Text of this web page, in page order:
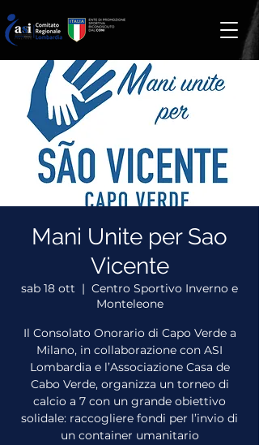
Mani Unite per Sao
Vicente
sab 18 ott
  |
Centro Sportivo Inverno e
Monteleone
Il Consolato Onorario di Capo Verde a
Milano, in collaborazione con ASI
Lombardia e l’Associazione Casa de
Cabo Verde, organizza un torneo di
calcio a 7 con un grande obiettivo
solidale: raccogliere fondi per l’invio di
un container umanitario